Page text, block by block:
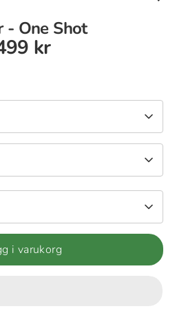
- One Shot
kr
i varukorg